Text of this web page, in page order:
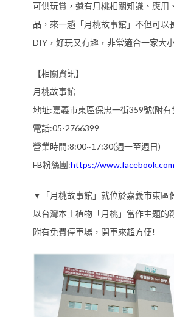
可供玩賞，還有月桃相關知識、應用
品，來一趟「月桃故事館」不但可以
DIY，好玩又有趣，非常適合一家大
【相關資訊】
月桃故事館
地址:嘉義市東區保忠一街359號(附有
電話:05-2766399
營業時間:8:00~17:30(週一至週日)
FB粉絲團:https://
▼「月桃故事館」就位於嘉義市東區
以台灣本土植物「月桃」當作主題的
附有免費停車場，開車來超方便!